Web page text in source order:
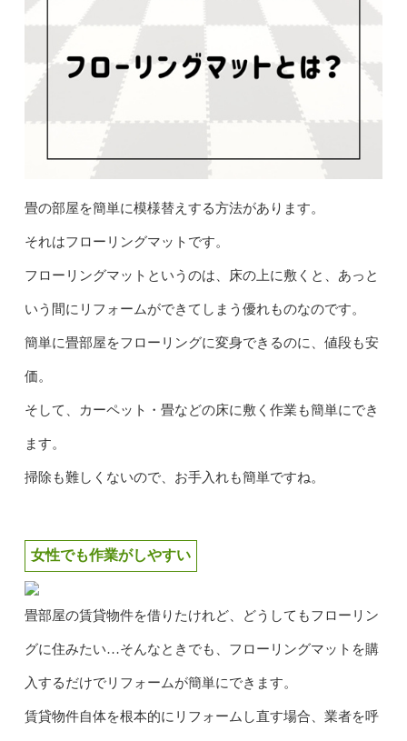
畳の部屋を簡単に模様替えする方法があります。
それはフローリングマットです。
フローリングマットというのは、床の上に敷くと、あっと
いう間にリフォームができてしまう優れものなのです。
簡単に畳部屋をフローリングに変身できるのに、値段も安
価。
そして、カーペット・畳などの床に敷く作業も簡単にでき
ます。
掃除も難しくないので、お手入れも簡単ですね。
女性でも作業がしやすい
畳部屋の賃貸物件を借りたけれど、どうしてもフローリン
グに住みたい…そんなときでも、フローリングマットを購
入するだけでリフォームが簡単にできます。
賃貸物件自体を根本的にリフォームし直す場合、業者を呼